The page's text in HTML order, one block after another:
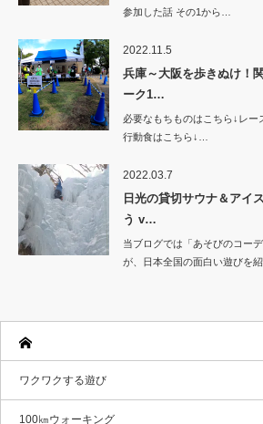
参加した話 その1から…
2022.11.5
兵庫～大阪を歩きぬけ！
ーク1…
必要なもちものはこちら↓レ
行動食はこちら↓…
2022.03.7
日光の貸切サウナ＆アイ
う v…
当ブログでは「あそびのコー
が、日本全国の面白い遊びを
ワクワクする遊び
100㎞ウォーキング